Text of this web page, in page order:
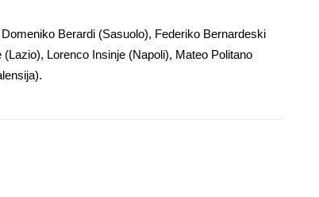
Berardi (Sasuolo), Federiko Bernardeski
Lorenco Insinje (Napoli), Mateo Politano